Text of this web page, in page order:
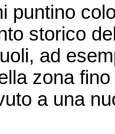
puntino
storico
ad
zona
a una